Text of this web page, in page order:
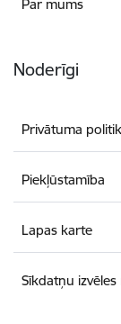
Par mums
Noderīgi
Privātuma
Piekļūstamība
Lapas karte
Sīkdatņu izvēles